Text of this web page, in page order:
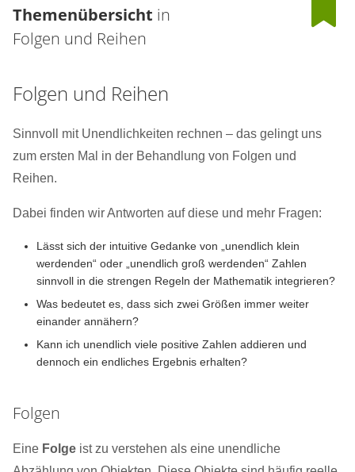
Themenübersicht in
Folgen und Reihen
Folgen und Reihen
Sinnvoll mit Unendlichkeiten rechnen – das gelingt uns
zum ersten Mal in der Behandlung von Folgen und
Reihen.
Dabei finden wir Antworten auf diese und mehr Fragen:
Lässt sich der intuitive Gedanke von „unendlich klein
werdenden“ oder „unendlich groß werdenden“ Zahlen
sinnvoll in die strengen Regeln der Mathematik integrieren?
Was bedeutet es, dass sich zwei Größen immer weiter
einander annähern?
Kann ich unendlich viele positive Zahlen addieren und
dennoch ein endliches Ergebnis erhalten?
Folgen
Eine Folge ist zu verstehen als eine unendliche